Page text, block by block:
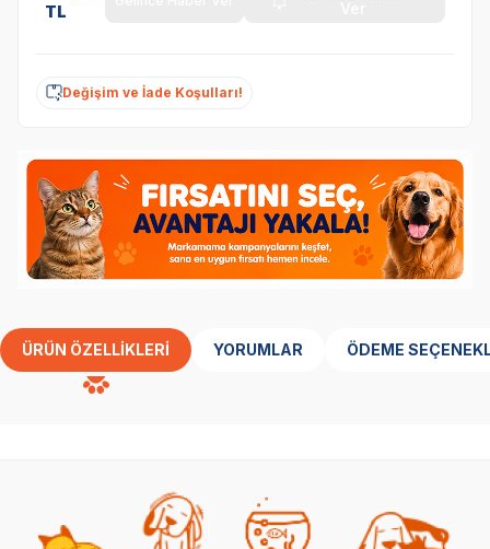
TL
Değişim ve İade Koşulları!
ÜRÜN ÖZELLIKLERI YORUMLAR ÖDEME